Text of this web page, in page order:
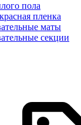
пола
пленка
маты
секции